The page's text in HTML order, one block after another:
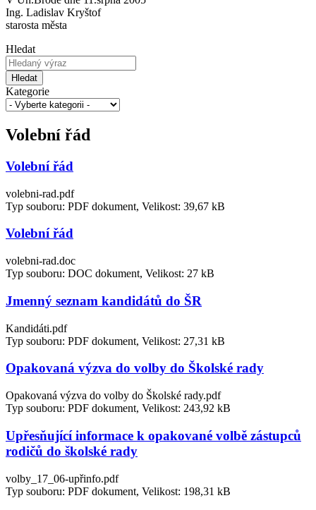
Ing. Ladislav Kryštof
starosta města
Hledat
Hledat
Kategorie
Volební řád
Volební řád
volebni-rad.pdf
Typ souboru: PDF dokument, Velikost: 39,67 kB
Volební řád
volebni-rad.doc
Typ souboru: DOC dokument, Velikost: 27 kB
Jmenný seznam kandidátů do ŠR
Kandidáti.pdf
Typ souboru: PDF dokument, Velikost: 27,31 kB
Opakovaná výzva do volby do Školské rady
Opakovaná výzva do volby do Školské rady.pdf
Typ souboru: PDF dokument, Velikost: 243,92 kB
Upřesňující informace k opakované volbě zástupců
rodičů do školské rady
volby_17_06-upřinfo.pdf
Typ souboru: PDF dokument, Velikost: 198,31 kB